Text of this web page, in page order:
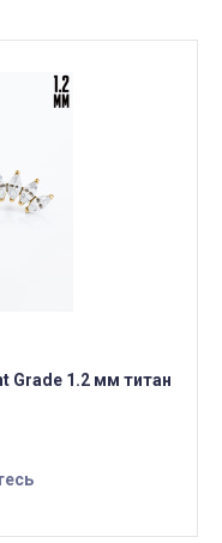
Grade 1.2 мм титан